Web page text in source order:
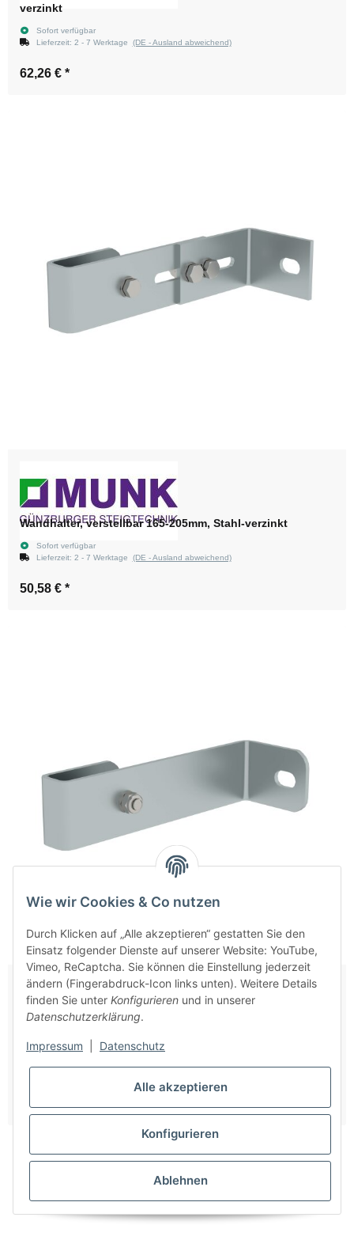
verzinkt
Sofort verfügbar
Lieferzeit: 2 - 7 Werktage (DE - Ausland abweichend)
62,26 € *
Wandhalter, verstellbar 165-205mm, Stahl-verzinkt
Sofort verfügbar
Lieferzeit: 2 - 7 Werktage (DE - Ausland abweichend)
50,58 € *
Wandhalter, starr 200mm, Edelstahl
43,36 €
Weitere Artikel laden
Wie wir Cookies & Co nutzen
Durch Klicken auf „Alle akzeptieren“ gestatten Sie den
Einsatz folgender Dienste auf unserer Website: YouTube,
Vimeo, ReCaptcha. Sie können die Einstellung jederzeit
ändern (Fingerabdruck-Icon links unten). Weitere Details
finden Sie unter Konfigurieren und in unserer
Datenschutzerklärung.
Impressum Datenschutz
Alle akzeptieren
Konfigurieren
Ablehnen